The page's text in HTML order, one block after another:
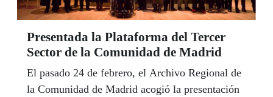
Presentada la Plataforma del Tercer
Sector de la Comunidad de Madrid
El pasado 24 de febrero, el Archivo Regional de
la Comunidad de Madrid acogió la presentación